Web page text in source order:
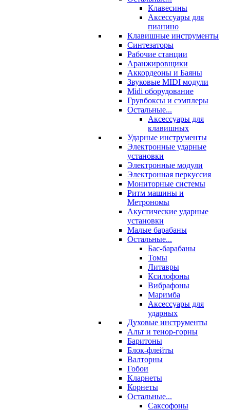
Клавесины
Аксессуары для
пианино
Клавишные инструменты
Синтезаторы
Рабочие станции
Аранжировщики
Аккордеоны и Баяны
Звуковые MIDI модули
Midi оборудование
Грувбоксы и сэмплеры
Остальные...
Аксессуары для
клавишных
Ударные инструменты
Электронные ударные
установки
Электронные модули
Электронная перкуссия
Мониторные системы
Ритм машины и
Метрономы
Акустические ударные
установки
Малые барабаны
Остальные...
Бас-барабаны
Томы
Литавры
Ксилофоны
Вибрафоны
Маримба
Аксессуары для
ударных
Духовые инструменты
Альт и тенор-горны
Баритоны
Блок-флейты
Валторны
Гобои
Кларнеты
Корнеты
Остальные...
Саксофоны